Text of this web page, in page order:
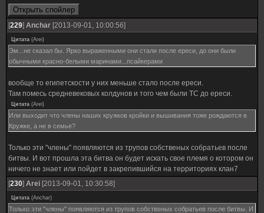
[229] Anchar [2013-09-01, 10:00:56]
Цитата (Arei)
Эм...не сказал бы. Ярко выраженными они стали после ереси, до они были
обычными красно-белыми маринами...псайкерами
вообще то египетскости у них меньше стало после ереси.
Там помесь средневековых колдунов и того чем были ТС до ереси.
Цитата (Arei)
Или выходит что члены наших кружков кройки и вышивания тоже рождаются в
Кружке, а не в семье?
Только эти "члены" появляются из трупов собственых собратьев после
битвы. И вот прошла эта битва он будет искать свое племя о котором он
ничего не знает или пойдет в закрепившийся на территориях клан7
[230] Arei [2013-09-01, 10:30:58]
Цитата (Anchar)
Только эти "члены" появляются из трупов собственых собратьев после битвы. И